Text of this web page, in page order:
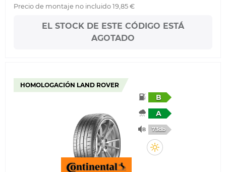
Precio de montaje no incluido 19,85 €
EL STOCK DE ESTE CÓDIGO ESTÁ
AGOTADO
HOMOLOGACIÓN LAND ROVER
B
A
73db